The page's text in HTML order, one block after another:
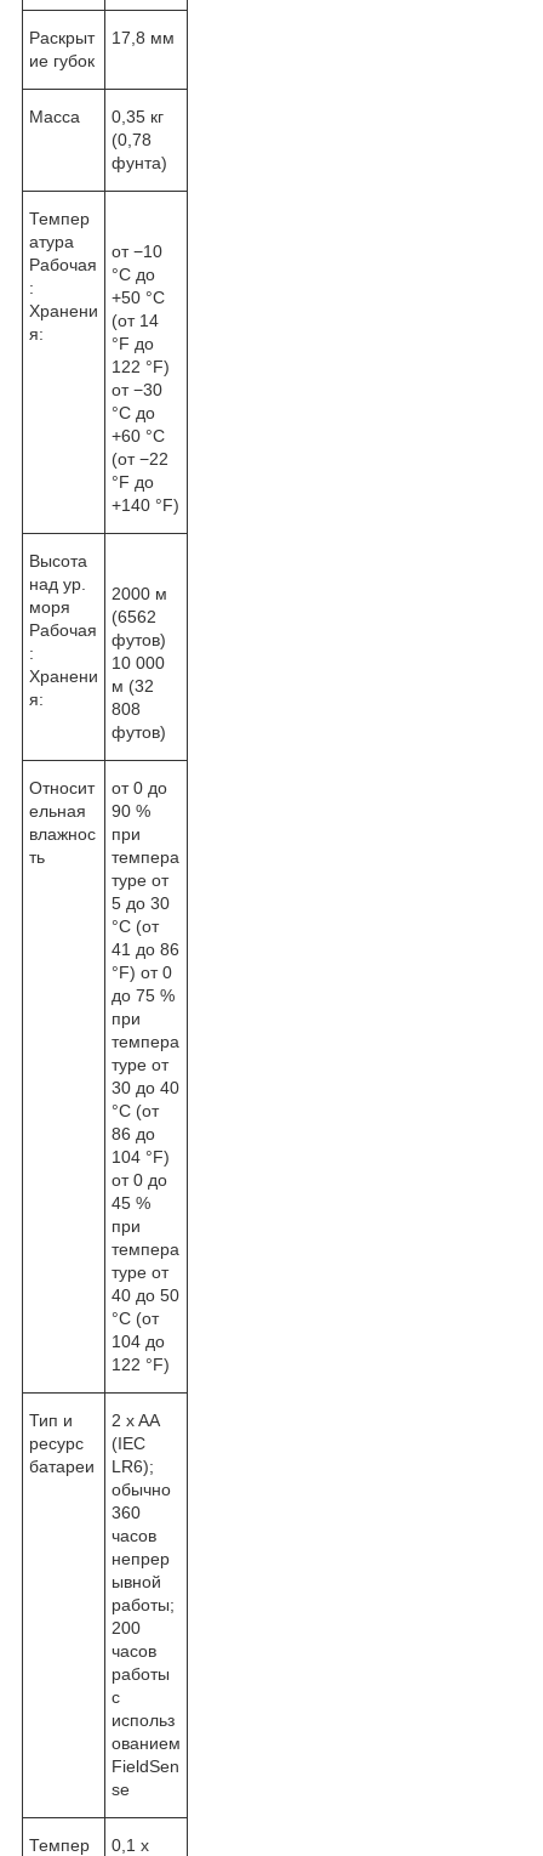
Раскрыт
ие губок
17,8 мм
Масса
0,35 кг
(0,78
фунта)
Темпер
атура
Рабочая
:
Хранени
я:
от −10
°C до
+50 °C
(от 14
°F до
122 °F)
от −30
°C до
+60 °C
(от −22
°F до
+140 °F)
Высота
над ур.
моря
Рабочая
:
Хранени
я:
2000 м
(6562
футов)
10 000
м (32
808
футов)
Относит
ельная
влажнос
ть
от 0 до
90 %
при
темпера
туре от
5 до 30
°C (от
41 до 86
°F) от 0
до 75 %
при
темпера
туре от
30 до 40
°C (от
86 до
104 °F)
от 0 до
45 %
при
темпера
туре от
40 до 50
°C (от
104 до
122 °F)
Тип и
ресурс
батареи
2 x AA
(IEC
LR6);
обычно
360
часов
непрер
ывной
работы;
200
часов
работы
с
использ
ованием
FieldSen
se
Темпер
0,1 x